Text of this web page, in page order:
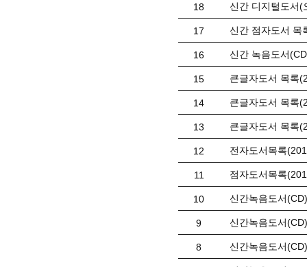
18 신간 디지털도서
17 신간 점자도서 목
16 신간 녹음도서
15 큰글자도서 목록
14 큰글자도서 목록
13 큰글자도서 목록
12 전자도서목록
11 점자도서목록
10 신간녹음도서
9 신간녹음도서
8 신간녹음도서